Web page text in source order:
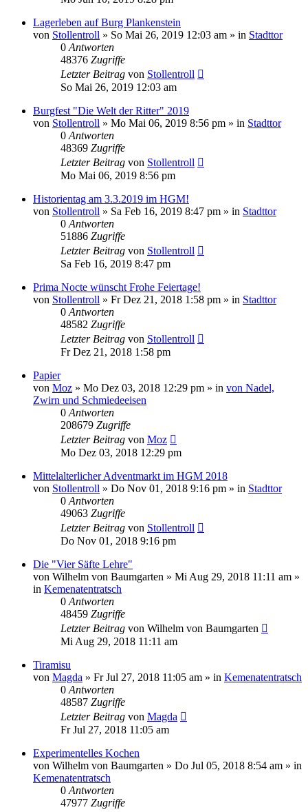
Lagerleben auf Burg Plankenstein
von Stollentroll » So Mai 26, 2019 12:03 am » in Stadttor
0 Antworten
48376 Zugriffe
Letzter Beitrag von Stollentroll
So Mai 26, 2019 12:03 am
Burgfest "Die Welt der Ritter" 2019
von Stollentroll » Mo Mai 06, 2019 8:56 pm » in Stadttor
0 Antworten
48369 Zugriffe
Letzter Beitrag von Stollentroll
Mo Mai 06, 2019 8:56 pm
Historientag am 3.3.2019 im HGM!
von Stollentroll » Sa Feb 16, 2019 8:47 pm » in Stadttor
0 Antworten
51886 Zugriffe
Letzter Beitrag von Stollentroll
Sa Feb 16, 2019 8:47 pm
Prima Nocte wünscht Frohe Feiertage!
von Stollentroll » Fr Dez 21, 2018 1:58 pm » in Stadttor
0 Antworten
48582 Zugriffe
Letzter Beitrag von Stollentroll
Fr Dez 21, 2018 1:58 pm
Papier
von Moz » Mo Dez 03, 2018 12:29 pm » in von Nadel,
Zwirn und Schmiedeeisen
0 Antworten
208679 Zugriffe
Letzter Beitrag von Moz
Mo Dez 03, 2018 12:29 pm
Mittelalterlicher Adventmarkt im HGM 2018
von Stollentroll » Do Nov 01, 2018 9:16 pm » in Stadttor
0 Antworten
49063 Zugriffe
Letzter Beitrag von Stollentroll
Do Nov 01, 2018 9:16 pm
Die "Vier Säfte Lehre"
von Wilhelm von Baumgarten » Mi Aug 29, 2018 11:11 am »
in Kemenatentratsch
0 Antworten
48459 Zugriffe
Letzter Beitrag von Wilhelm von Baumgarten
Mi Aug 29, 2018 11:11 am
Tiramisu
von Magda » Fr Jul 27, 2018 11:05 am » in Kemenatentratsch
0 Antworten
48587 Zugriffe
Letzter Beitrag von Magda
Fr Jul 27, 2018 11:05 am
Experimentelles Kochen
von Wilhelm von Baumgarten » Do Jul 05, 2018 8:54 am » in
Kemenatentratsch
0 Antworten
47977 Zugriffe